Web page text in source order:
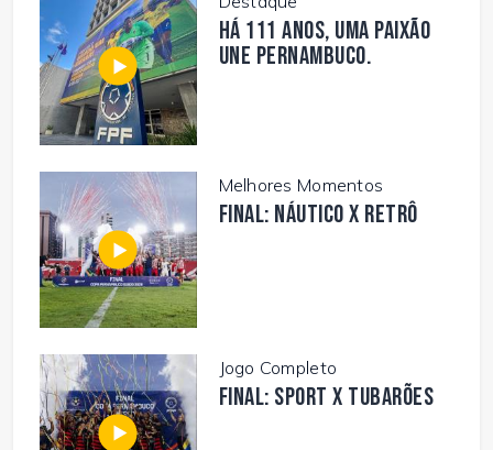
Há 111 anos, uma paixão
une Pernambuco.
Melhores Momentos
FINAL: NÁUTICO X RETRÔ
Jogo Completo
FINAL: SPORT X TUBARÕES